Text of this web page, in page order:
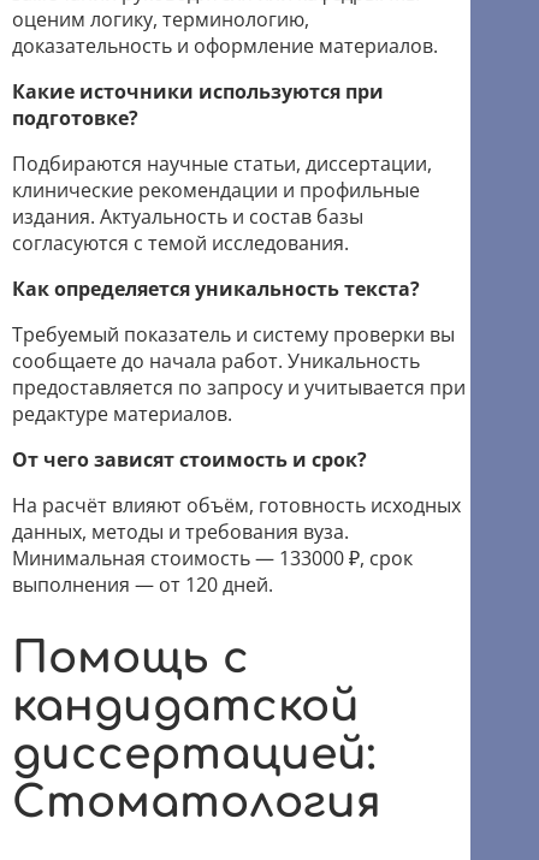
оценим логику, терминологию,
доказательность и оформление материалов.
Какие источники используются при
подготовке?
Подбираются научные статьи, диссертации,
клинические рекомендации и профильные
издания. Актуальность и состав базы
согласуются с темой исследования.
Как определяется уникальность текста?
Требуемый показатель и систему проверки вы
сообщаете до начала работ. Уникальность
предоставляется по запросу и учитывается при
редактуре материалов.
От чего зависят стоимость и срок?
На расчёт влияют объём, готовность исходных
данных, методы и требования вуза.
Минимальная стоимость — 133000 ₽, срок
выполнения — от 120 дней.
Помощь с
кандидатской
диссертацией:
Стоматология